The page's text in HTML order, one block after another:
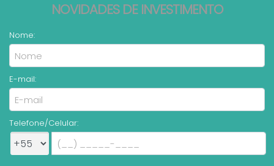
NOVIDADES DE INVESTIMENTO
Nome:
E-mail:
Telefone/Celular: